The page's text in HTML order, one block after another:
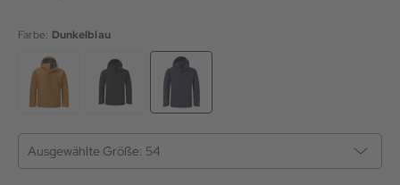
Farbe: Dunkelblau
Ausgewählte Größe: 54